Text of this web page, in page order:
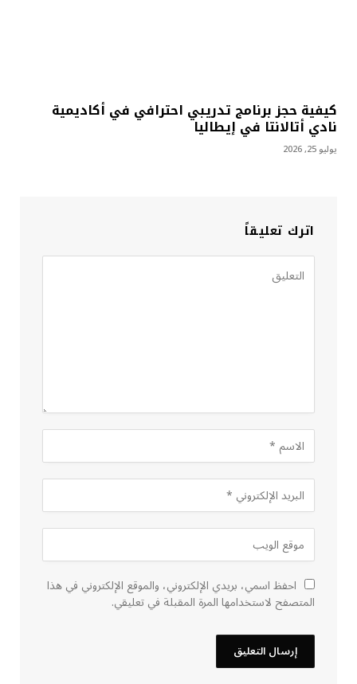
كيفية حجز برنامج تدريبي احترافي في أكاديمية
نادي أتالانتا في إيطاليا
يوليو 25, 2026
اترك تعليقاً
احفظ اسمي، بريدي الإلكتروني، والموقع الإلكتروني في هذا
المتصفح لاستخدامها المرة المقبلة في تعليقي.